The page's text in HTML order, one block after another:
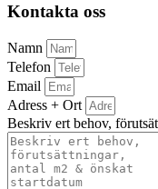
Kontakta oss
Namn
Telefon
Email
Adress + Ort
Beskriv ert behov,